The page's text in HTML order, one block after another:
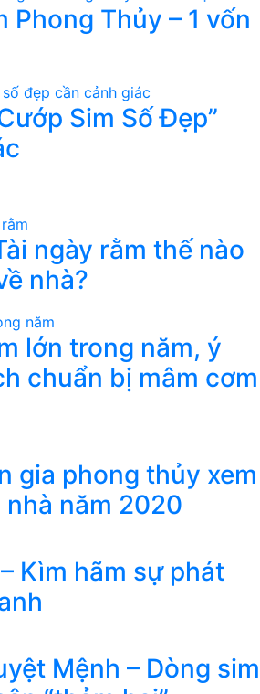
Phong Thủy – 1 vốn
Sim Số Đẹp”
ngày rằm thế nào
nhà?
lớn trong năm, ý
chuẩn bị mâm cơm
gia phong thủy xem
năm 2020
Kìm hãm sự phát
Mệnh – Dòng sim